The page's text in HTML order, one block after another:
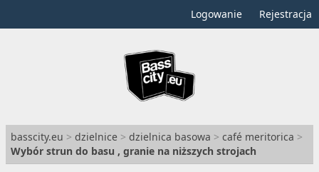
Logowanie Rejestracja
basscity.eu > dzielnice > dzielnica basowa > café meritorica >
Wybór strun do basu , granie na niższych strojach